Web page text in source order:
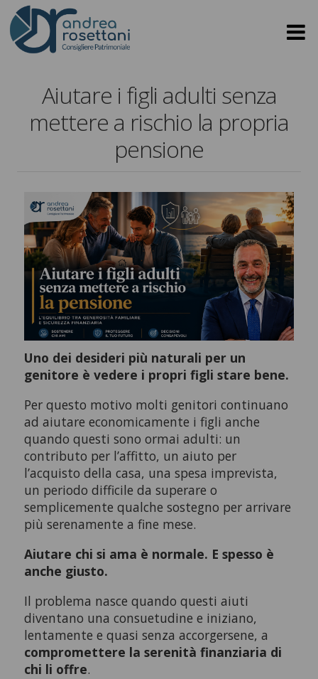
Aiutare i figli adulti senza
mettere a rischio la propria
pensione
Uno dei desideri più naturali per un
genitore è vedere i propri figli stare bene.
Per questo motivo molti genitori continuano
ad aiutare economicamente i figli anche
quando questi sono ormai adulti: un
contributo per l’affitto, un aiuto per
l’acquisto della casa, una spesa imprevista,
un periodo difficile da superare o
semplicemente qualche sostegno per arrivare
più serenamente a fine mese.
Aiutare chi si ama è normale. E spesso è
anche giusto.
Il problema nasce quando questi aiuti
diventano una consuetudine e iniziano,
lentamente e quasi senza accorgersene, a
compromettere la serenità finanziaria di
chi li offre.